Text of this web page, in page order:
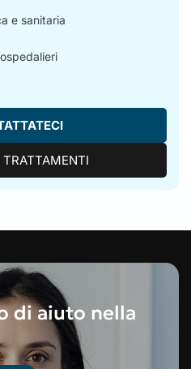
e sanitaria
TRATTAMENTI
di aiuto nella